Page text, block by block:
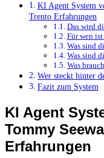
KI Agent System
Trento Erfahrungen
Das wird
Für wen
Was sind
Was sind
Was
Wer steckt hinter
Fazit zum System
KI Agent
Tommy
Erfahrungen